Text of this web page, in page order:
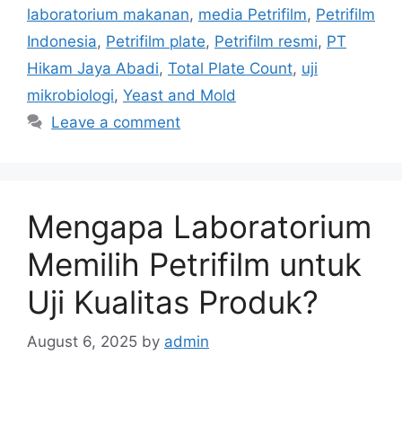
laboratorium makanan, media Petrifilm, Petrifilm
Indonesia, Petrifilm plate, Petrifilm resmi, PT
Hikam Jaya Abadi, Total Plate Count, uji
mikrobiologi, Yeast and Mold
Leave a comment
Mengapa Laboratorium
Memilih Petrifilm untuk
Uji Kualitas Produk?
August 6, 2025 by admin